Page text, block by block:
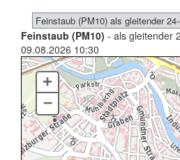
Feinstaub (PM10) - als gleitender
09.08.2026 10:30
+
–